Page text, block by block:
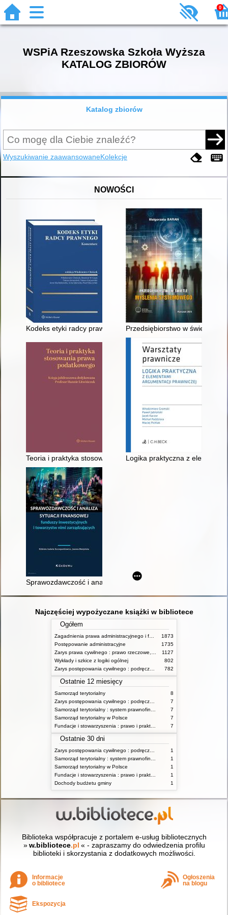
0
WSPiA Rzeszowska Szkoła Wyższa
KATALOG ZBIORÓW
Katalog zbiorów
Wyszukiwanie zaawansowaneKolekcje
NOWOŚCI
Kodeks etyki radcy prawnego : komentarzPrzedsiębiorstwo w świetle
Teoria i praktyka stosowania prawa podatkowego : księga
Logika praktyczna z
Sprawozdawczość i analiza sytuacji finansowej funduszy
Najczęściej wypożyczane książki w bibliotece
Ogółem
1873
Postępowanie administracyjne
1735
1127
Wykłady i szkice z logiki ogólnej
802
782
Ostatnie 12 miesięcy
Samorząd terytorialny
8
7
7
Samorząd terytorialny w Polsce
7
7
Ostatnie 30 dni
1
1
Samorząd terytorialny w Polsce
1
1
Dochody budżetu gminy
1
Biblioteka współpracuje z portalem e-usług bibliotecznych
» w.bibliotece.pl « - zapraszamy do odwiedzenia profilu
biblioteki i skorzystania z dodatkowych możliwości.
Informacje
o bibliotece
Ogłoszenia
na blogu
Ekspozycja